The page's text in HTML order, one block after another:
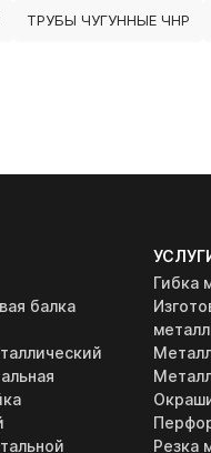
ТРУБЫ ЧУГУННЫЕ ЧНР
балка
Гибка
Резка